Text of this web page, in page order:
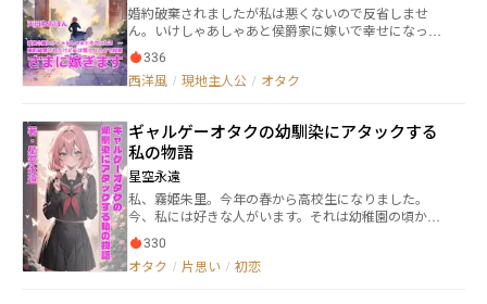
婚約破棄されましたが私は悪くないので反省しませ
ん。いけしゃあしゃあと侯爵家に嫁いで幸せになっち
ゃいます。 魔法省に勤めるトレーシー・ダウジャン
伯爵令嬢は、婿養子の父と義母、義妹と暮らしていた
が婚約者を義妹に取られた上に家から追い出されてし
ャン伯爵家にはトレーシーの親戚が乗り込み、父たち
家族は追い出されてしまう。 トレーシーは先輩であ
るアルバス・メイデン侯爵令息と王族から依頼された
仕事をしながら仲を深める。 互いの気持ちに気付い
た二人は、幸せを手に入れていく。
336
西洋風 / 現地主人公 / オタク
ギャルゲーオタクの幼馴染にアタックする
私の物語
星空永遠
私、霧姫朱里。今年の春から高校生になりました。
今、私には好きな人がいます。それは幼稚園の頃から
幼馴染の柊黒炎君（ひいらぎ こくえん）。中学時代
は恥ずかしくて告白出来なかったけど、JKらしく腰ま
で髪を伸ばしてみたり、休日はナチュラルメイクをし
330
オタク / 片思い / 初恋